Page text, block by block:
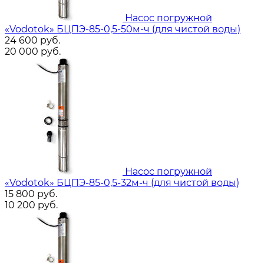
Насос погружной
«Vodotok» БЦПЭ-85-0,5-50м-ч (для чистой воды)
24 600 руб.
20 000 руб.
Насос погружной
«Vodotok» БЦПЭ-85-0,5-32м-ч (для чистой воды)
15 800 руб.
10 200 руб.